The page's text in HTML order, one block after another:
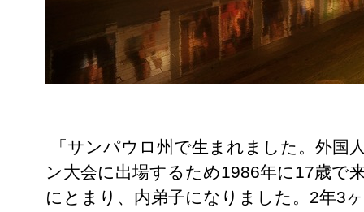
「サンパウロ州で生まれました。外国
ン大会に出場するため1986年に17歳で
にとまり、内弟子になりました。2年3